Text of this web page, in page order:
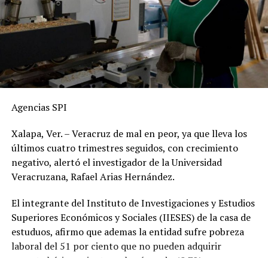
Agencias SPI
Xalapa, Ver. – Veracruz de mal en peor, ya que lleva los
últimos cuatro trimestres seguidos, con crecimiento
negativo, alertó el investigador de la Universidad
Veracruzana, Rafael Arias Hernández.
El integrante del Instituto de Investigaciones y Estudios
Superiores Económicos y Sociales (IIESES) de la casa de
estuduos, afirmo que ademas la entidad sufre pobreza
laboral del 51 por ciento que no pueden adquirir